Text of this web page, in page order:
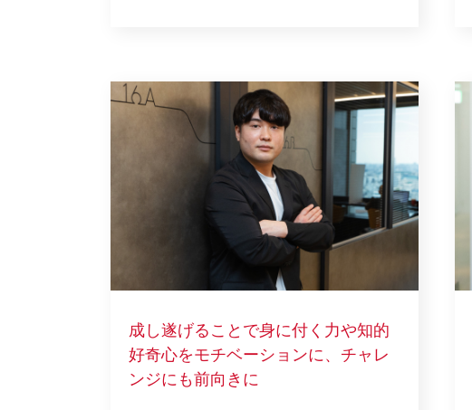
成し遂げることで身に付く力や知的
好奇心をモチベーションに、チャレ
ンジにも前向きに